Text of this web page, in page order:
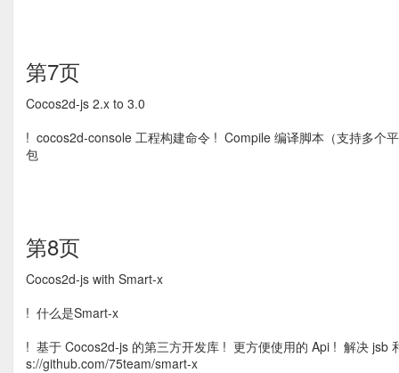
第7页
Cocos2d-js 2.x to 3.0
! cocos2d-console 工程构建命令 ! Compile 编译脚本（支持多
包
第8页
Cocos2d-js with Smart-x
! 什么是Smart-x
! 基于 Cocos2d-js 的第三方开发库 ! 更方便使用的 Api ! 解决 jsb
s://github.com/75team/smart-x